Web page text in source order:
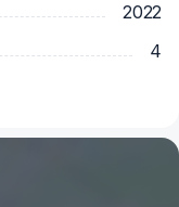
2022
4